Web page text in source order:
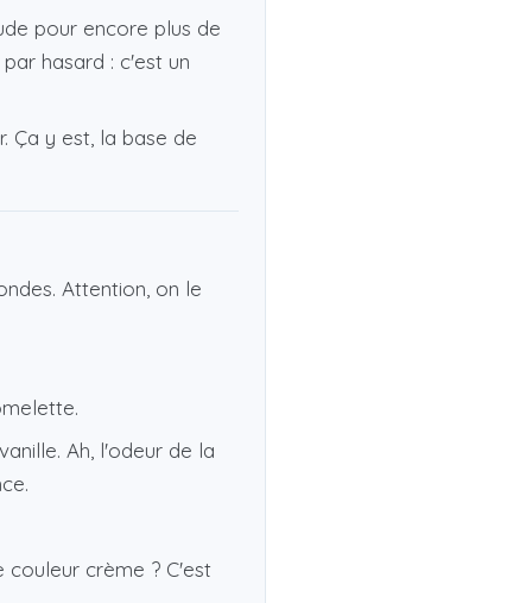
pour encore plus de
hasard : c'est un
Ça y est, la base de
Attention, on le
Ah, l'odeur de la
crème ? C'est